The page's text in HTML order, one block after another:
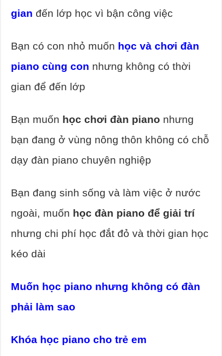
gian đến lớp học vì bận công việc
Bạn có con nhỏ muốn học và chơi đàn
piano cùng con nhưng không có thời
gian để đến lớp
Bạn muốn học chơi đàn piano nhưng
bạn đang ở vùng nông thôn không có chỗ
dạy đàn piano chuyên nghiệp
Bạn đang sinh sống và làm việc ở nước
ngoài, muốn học đàn piano để giải trí
nhưng chi phí học đắt đỏ và thời gian học
kéo dài
Muốn học piano nhưng không có đàn
phải làm sao
Khóa học piano cho trẻ em